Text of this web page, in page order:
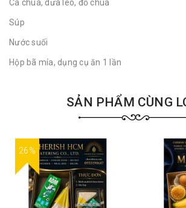
Cà chua, dưa leo, đồ chua
Súp
Nước suối
Hộp bã mía, dụng cụ ăn 1 lần
SẢN PHẨM CÙNG
26%